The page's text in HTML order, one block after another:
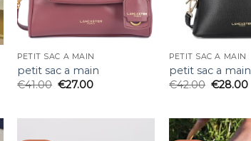
PETIT SAC A MAIN
petit sac a main
€41.00 €27.00
PETIT SAC A MAIN
petit sac a main
€42.00 €28.00